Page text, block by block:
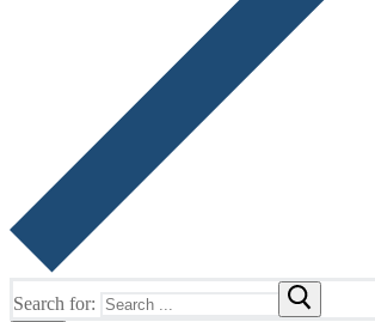
Search for: